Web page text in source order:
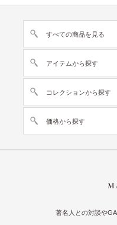
すべての商品を見る
アイテムから探す
コレクションから探す
価格から探す
著名人との対談や